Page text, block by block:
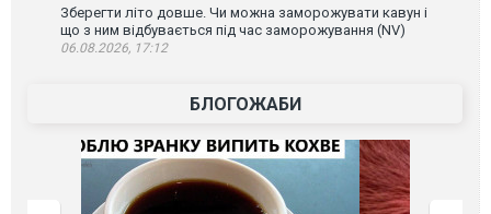
Зберегти літо довше. Чи можна заморожувати кавун і
що з ним відбувається під час заморожування (NV)
06.08.2026, 17:12
БЛОГОЖАБИ